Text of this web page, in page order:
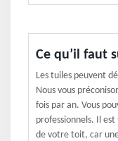
Ce qu’il faut
Les tuiles peuvent
Nous vous
fois par an. Vous
professionnels. Il
de votre toit, car